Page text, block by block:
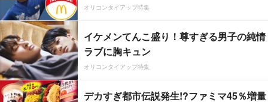
オリコンタイアップ特集
イケメンてんこ盛り！尊すぎる男子の純情
ラブに胸キュン
オリコンタイアップ特集
デカすぎ都市伝説発生!?ファミマ45％増量